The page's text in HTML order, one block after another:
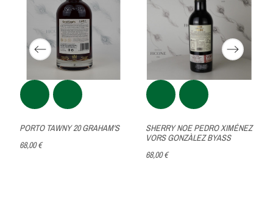
PORTO TAWNY 20 GRAHAM'S
68,00 €
SHERRY NOE PEDRO XIMÉNEZ
VORS GONZÀLEZ BYASS
68,00 €